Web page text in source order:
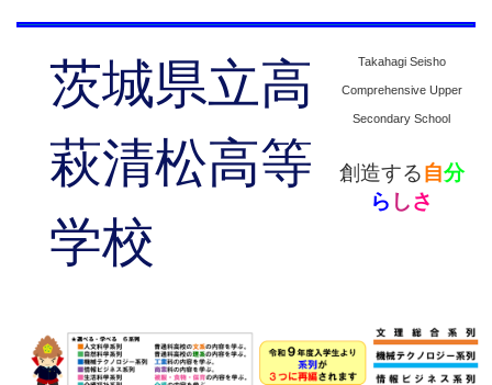
茨城県立高
萩清松高等
学校
Takahagi Seisho
Comprehensive Upper
Secondary School
創造する自分
ら しさ